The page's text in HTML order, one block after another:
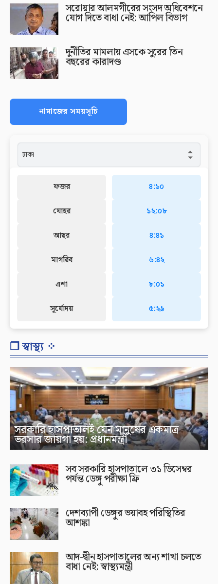
সরোয়ার আলমগীরের সংসদ অধিবেশনে
যোগ দিতে বাধা নেই: আপিল বিভাগ
দুর্নীতির মামলায় এসকে সুরের তিন
বছরের কারাদণ্ড
নামাজের সময়সূচি
ফজর
যোহর
আছর
মাগরিব
এশা
সূর্যোদয়
৪:১০
১২:০৮
৪:৪১
৬:৪২
৮:০১
৫:২৯
❐ স্বাস্থ্য ⁘
সরকারি হাসপাতালই যেন মানুষের একমাত্র
ভরসার জায়গা হয়: প্রধানমন্ত্রী
সব সরকারি হাসপাতালে ৩১ ডিসেম্বর
পর্যন্ত ডেঙ্গু পরীক্ষা ফ্রি
দেশব্যাপী ডেঙ্গুর ভয়াবহ পরিস্থিতির
আশঙ্কা
আদ-দ্বীন হাসপাতালের অন্য শাখা চলতে
বাধা নেই: স্বাস্থ্যমন্ত্রী